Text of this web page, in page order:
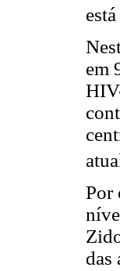
em
Por
das